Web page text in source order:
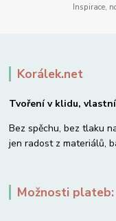
Inspirace,
Korálek.net
Tvoření v klidu,
Bez spěchu, bez tlaku
jen radost z materiálů,
Možnosti plateb: